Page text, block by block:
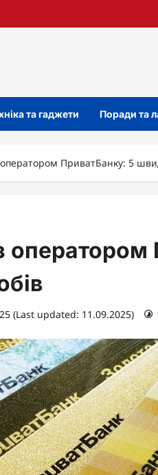
та гаджети Поради та
оператором ПриватБанку: 5
(Last updated: 11.09.2025)